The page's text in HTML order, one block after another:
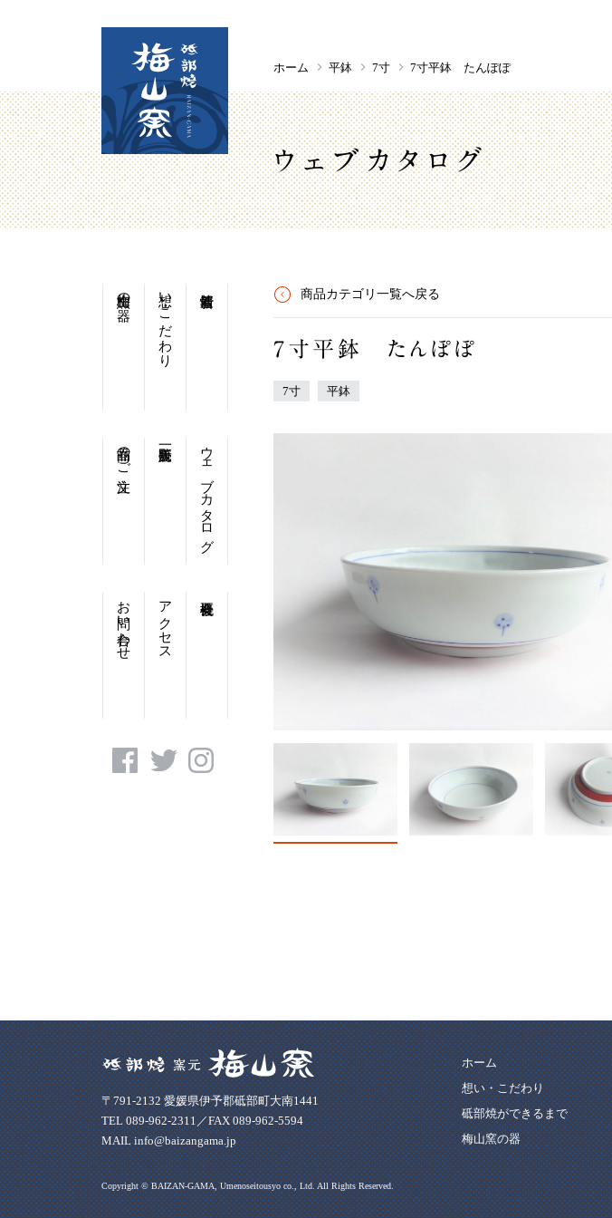
ホーム 平鉢 7寸 7寸平鉢 たんぽぽ
ウェブカタログ
想い・こだわり
梅山窯の器
ウェブカタログ
商品のご注文
アクセス
お問い合わせ
商品カテゴリ一覧へ戻る
7寸平鉢 たんぽぽ
7寸 平鉢
〒791-2132 愛媛県伊予郡砥部町大南1441
TEL 089-962-2311／FAX 089-962-5594
MAIL info@baizangama.jp
ホーム
想い・こだわり
砥部焼ができるまで
梅山窯の器
Copyright © BAIZAN-GAMA, Umenoseitousyo co., Ltd. All Rights Reserved.